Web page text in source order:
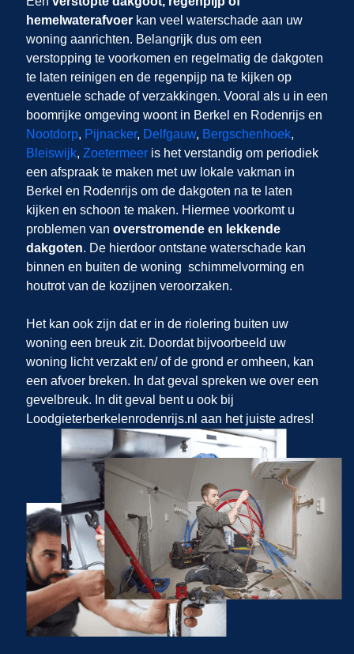
hemelwaterafvoerkan veel waterschade aan uw
woning aanrichten. Belangrijk dus om een
verstopping te voorkomen en regelmatig de dakgoten
te laten reinigen en de regenpijp na te kijken op
eventuele schade of verzakkingen. Vooral als u in een
boomrijke omgeving woont in Berkel en Rodenrijs en
Nootdorp, Pijnacker, Delfgauw, Bergschenhoek,
Bleiswijk, Zoetermeeris het verstandig om periodiek
een afspraak te maken met uw lokale vakman in
Berkel en Rodenrijs om de dakgoten na te laten
kijken en schoon te maken. Hiermee voorkomt u
problemen van overstromende en lekkende
dakgoten. De hierdoor ontstane waterschade kan
binnen en buiten de woning schimmelvorming en
houtrot van de kozijnen veroorzaken.
Het kan ook zijn dat er in de riolering buiten uw
woning een breuk zit. Doordat bijvoorbeeld uw
woning licht verzakt en/ of de grond er omheen, kan
een afvoer breken. In dat geval spreken we over een
gevelbreuk. In dit geval bent u ook bij
Loodgieterberkelenrodenrijs.nl aan het juiste adres!